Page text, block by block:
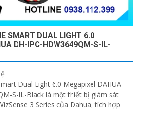
SMART DUAL LIGHT 6.0
DH-IPC-HDW3649QM-S-IL-
Dual Light 6.0 Megapixel DAHUA
S-IL-Black là một thiết bị giám sát
3 Series của Dahua, tích hợp